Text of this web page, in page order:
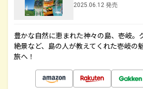
2025.06.12 発売
豊かな自然に恵まれた神々の島、壱岐。
絶景など、島の人が教えてくれた壱岐の
旅へ！